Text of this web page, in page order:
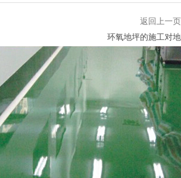
返回上一页
环氧地坪的施工对